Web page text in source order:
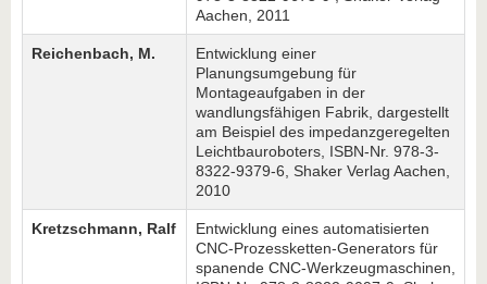
Aachen, 2011
Reichenbach, M.
Entwicklung einer
Planungsumgebung für
Montageaufgaben in der
wandlungsfähigen Fabrik, dargestellt
am Beispiel des impedanzgeregelten
Leichtbauroboters, ISBN-Nr. 978-3-
8322-9379-6, Shaker Verlag Aachen,
2010
Kretzschmann, Ralf
Entwicklung eines automatisierten
CNC-Prozessketten-Generators für
spanende CNC-Werkzeugmaschinen,